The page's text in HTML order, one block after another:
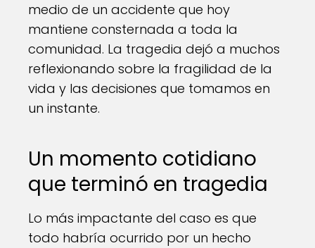
medio de un accidente que hoy
mantiene consternada a toda la
comunidad. La tragedia dejó a muchos
reflexionando sobre la fragilidad de la
vida y las decisiones que tomamos en
un instante.
Un momento cotidiano
que terminó en tragedia
Lo más impactante del caso es que
todo habría ocurrido por un hecho